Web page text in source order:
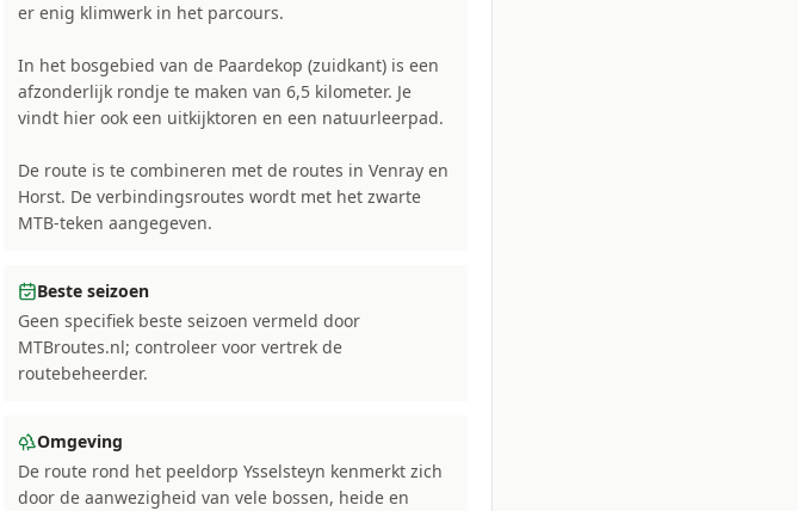
er enig klimwerk in het parcours.
In het bosgebied van de Paardekop (zuidkant) is een
afzonderlijk rondje te maken van 6,5 kilometer. Je
vindt hier ook een uitkijktoren en een natuurleerpad.
De route is te combineren met de routes in Venray en
Horst. De verbindingsroutes wordt met het zwarte
MTB-teken aangegeven.
Beste seizoen
Geen specifiek beste seizoen vermeld door
MTBroutes.nl; controleer voor vertrek de
routebeheerder.
Omgeving
De route rond het peeldorp Ysselsteyn kenmerkt zich
door de aanwezigheid van vele bossen, heide en